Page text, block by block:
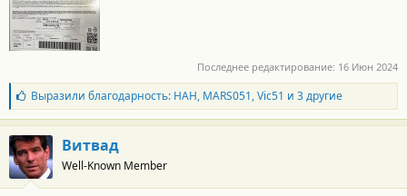
Последнее редактирование: 16 Июн 2024
Б
л
а
г
о
д
а
Выразили благодарность: НАН, MARS051,Vic51 и 3 другие
Витвад
Well-Known Member